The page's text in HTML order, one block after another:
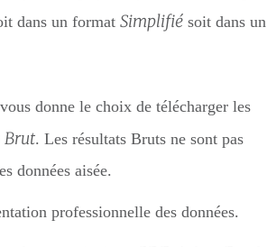
dans un format Simplifié soit dans un
vous donne le choix de télécharger les
Brut. Les résultats Bruts ne sont pas
données aisée.
professionnelle des données.